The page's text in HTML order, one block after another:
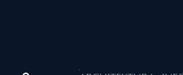
Architektura